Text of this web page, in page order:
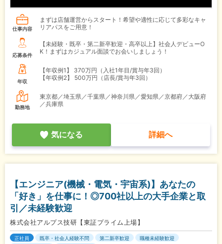
仕事内容
まずは店舗運営からスタート！希望や適性に応じて多彩なキャ
リアパスをご用意！
応募条件
【未経験・既卒・第二新卒歓迎・高卒以上】社会人デビューO
K！まずはカジュアル面談でお会いしましょう！
年収
【年収例1】
370万円（入社1年目/賞与年3回）
【年収例2】
500万円（店長/賞与年3回）
勤務地
東京都／埼玉県／千葉県／神奈川県／愛知県／京都府／大阪府
／兵庫県
気になる 詳細へ
【エンジニア(機械・電気・宇宙系)】あなたの
「好き」を仕事に！◎700社以上の大手企業と取
引／未経験歓迎
株式会社アルプス技研【東証プライム上場】
正社員 既卒・社会人経験不問 第二新卒歓迎
職種未経験歓迎